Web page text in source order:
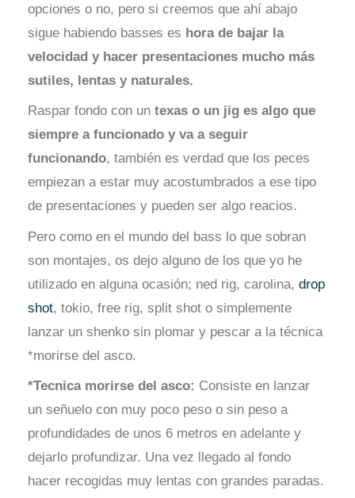
opciones o no, pero si creemos que ahí abajo
sigue habiendo basses es hora de bajar la
velocidad y hacer presentaciones mucho más
sutiles, lentas y naturales.
Raspar fondo con un texas o un jig es algo que
siempre a funcionado y va a seguir
funcionando, también es verdad que los peces
empiezan a estar muy acostumbrados a ese tipo
de presentaciones y pueden ser algo reacios.
Pero como en el mundo del bass lo que sobran
son montajes, os dejo alguno de los que yo he
utilizado en alguna ocasión; ned rig, carolina, drop
shot, tokio, free rig, split shot o simplemente
lanzar un shenko sin plomar y pescar a la técnica
*morirse del asco.
*Tecnica morirse del asco: Consiste en lanzar
un señuelo con muy poco peso o sin peso a
profundidades de unos 6 metros en adelante y
dejarlo profundizar. Una vez llegado al fondo
hacer recogidas muy lentas con grandes paradas.